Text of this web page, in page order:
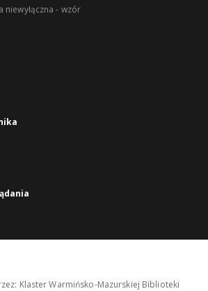
niewyłączna - wzór
Klaster Warmińsko-Mazurskiej Biblioteki